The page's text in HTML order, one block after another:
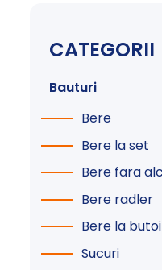
CATEGORII
Bauturi
Bere
Bere la set
Bere fara
Bere radler
Bere la butoi
Sucuri